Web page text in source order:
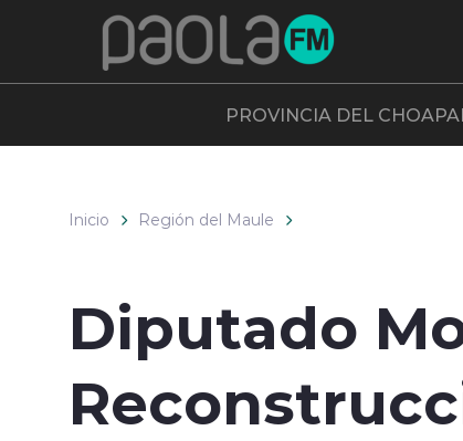
PROVINCIA DEL CHOAPA
Inicio Región del Maule
Diputado